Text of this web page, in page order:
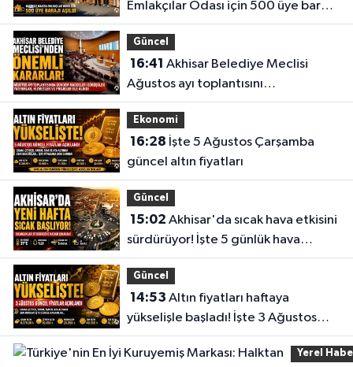
Emlakçılar Odası için 500 üye barajı
aşıldı
Güncel
16:41
Ağustos ayı toplantısını
gerçekleştirdi
Ekonomi
16:28
güncel altın fiyatları
Güncel
15:02
sürdürüyor! İşte 5 günlük hava
durumu
Güncel
14:53
yükselişle başladı! İşte 3 Ağustos
güncel fiyatlar
Yerel